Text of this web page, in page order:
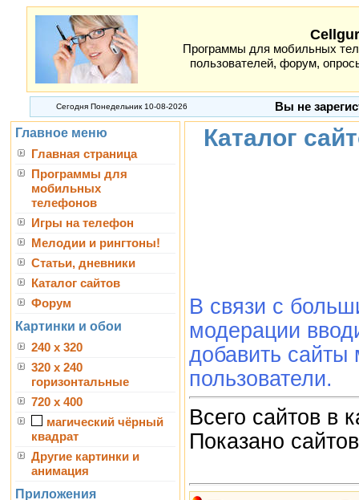
Программы для мобильных
пользователей, форум,
Сегодня Понедельник 10-08-2026 Вы не
Главное меню
Главная страница
Программы для
мобильных
телефонов
Игры на телефон
Мелодии и рингтоны!
Статьи, дневники
Каталог сайтов
Форум
Картинки и обои
240 x 320
320 x 240
горизонтальные
720 x 400
магический чёрный
квадрат
Другие картинки и
анимация
Приложения
Каталог
В связи с
модерации
добавить сайты
пользователи.
Всего сайтов в
Показано